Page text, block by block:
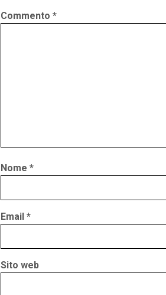
Commento *
Nome *
Email *
Sito web